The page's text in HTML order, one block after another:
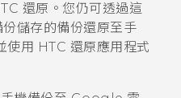
還原 。您仍可透過這
儲存的備份還原至手
使用 HTC 還原應用程式